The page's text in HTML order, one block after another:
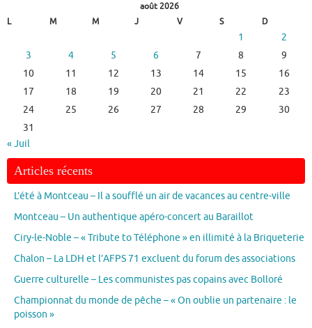
août 2026
L
M M J V S D
1
2
3
4 5 6 7 8
9
10
11 12 13 14 15
16
17
18 19 20 21 22
23
24
25 26 27 28 29
30
31
« Juil
Articles récents
L’été à Montceau – Il a soufflé un air de vacances au centre-ville
Montceau – Un authentique apéro-concert au Baraillot
Ciry-le-Noble – « Tribute to Téléphone » en illimité à la Briqueterie
Chalon – La LDH et l’AFPS 71 excluent du forum des associations
Guerre culturelle – Les communistes pas copains avec Bolloré
Championnat du monde de pêche – « On oublie un partenaire : le
poisson »